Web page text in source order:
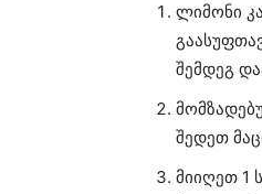
ლიმონი
შემდეგ
შედეთ
მიიღეთ 1